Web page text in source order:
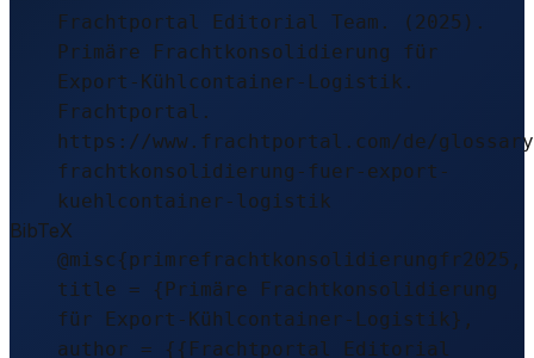
Frachtportal Editorial Team. (2025).
Primäre Frachtkonsolidierung für
Export-Kühlcontainer-Logistik.
Frachtportal.
https://www.frachtportal.com/de/
frachtkonsolidierung-fuer-export-
kuehlcontainer-logistik
BibTeX
@misc{primrefrachtkonsolidierungfr2025,
title = {Primäre Frachtkonsolidierung
für Export-Kühlcontainer-Logistik},
author = {{Frachtportal Editorial